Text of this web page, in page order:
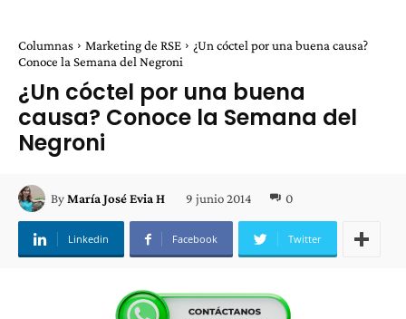
Columnas Marketing de RSE
¿Un cóctel por una buena causa?
Conoce la Semana del Negroni
¿Un cóctel por una buena
causa? Conoce la Semana del
Negroni
ByMaría José Evia H 9 junio 2014 0
Linkedin Facebook Twitter